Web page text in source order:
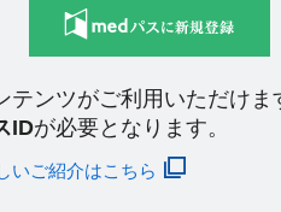
テンツがご利用いただけま
IDが必要となります。
いご紹介はこちら